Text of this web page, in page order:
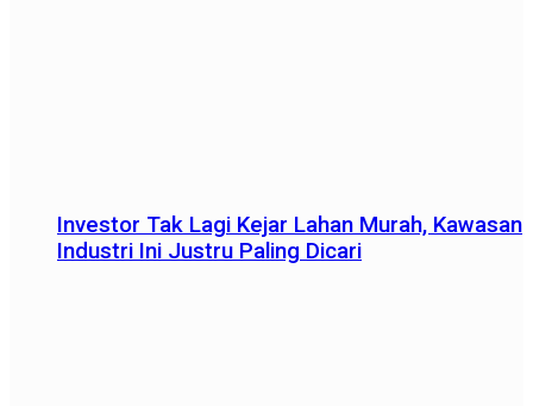
Investor Tak Lagi Kejar Lahan Murah, Kawasan
Industri Ini Justru Paling Dicari